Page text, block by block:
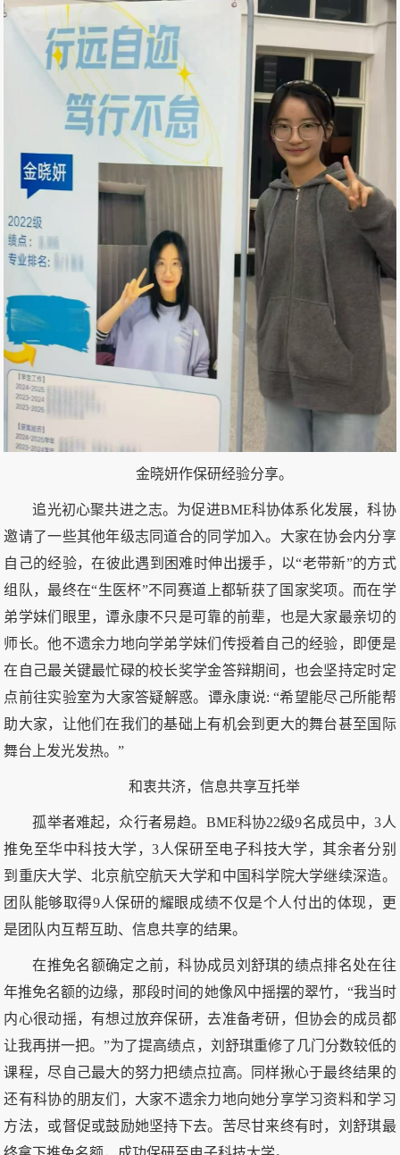
金晓妍作保研经验分享。
追光初心聚共进之志。为促进BME科协体系化发展，科协
邀请了一些其他年级志同道合的同学加入。大家在协会内分享
自己的经验，在彼此遇到困难时伸出援手，以“老带新”的方式
组队，最终在“生医杯”不同赛道上都斩获了国家奖项。而在学
弟学妹们眼里，谭永康不只是可靠的前辈，也是大家最亲切的
师长。他不遗余力地向学弟学妹们传授着自己的经验，即便是
在自己最关键最忙碌的校长奖学金答辩期间，也会坚持定时定
点前往实验室为大家答疑解惑。谭永康说: “希望能尽己所能帮
助大家，让他们在我们的基础上有机会到更大的舞台甚至国际
舞台上发光发热。”
和衷共济，信息共享互托举
孤举者难起，众行者易趋。BME科协22级9名成员中，3人
推免至华中科技大学，3人保研至电子科技大学，其余者分别
到重庆大学、北京航空航天大学和中国科学院大学继续深造。
团队能够取得9人保研的耀眼成绩不仅是个人付出的体现，更
是团队内互帮互助、信息共享的结果。
在推免名额确定之前，科协成员刘舒琪的绩点排名处在往
年推免名额的边缘，那段时间的她像风中摇摆的翠竹，“我当时
内心很动摇，有想过放弃保研，去准备考研，但协会的成员都
让我再拼一把。”为了提高绩点，刘舒琪重修了几门分数较低的
课程，尽自己最大的努力把绩点拉高。同样揪心于最终结果的
还有科协的朋友们，大家不遗余力地向她分享学习资料和学习
方法，或督促或鼓励她坚持下去。苦尽甘来终有时，刘舒琪最